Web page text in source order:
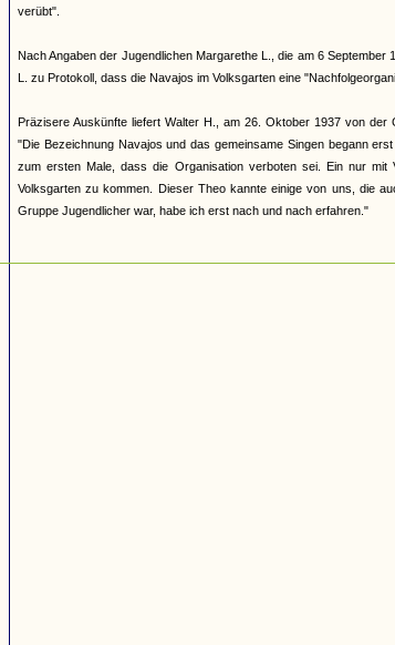
verübt".
Nach Angaben der Jugendlichen Margarethe L., die am 6
L. zu Protokoll, dass die Navajos im Volksgarten eine
Präzisere Auskünfte liefert Walter H., am 26. Oktober 1937 von der
"Die Bezeichnung Navajos und das gemeinsame Singen begann
zum ersten Male, dass die Organisation verboten sei. Ein nur
Volksgarten zu kommen. Dieser Theo kannte einige von uns, die
Gruppe Jugendlicher war, habe ich erst nach und nach erfahren."